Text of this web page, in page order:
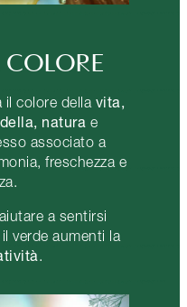
COLORE
il colore della vita,
natura e
associato a
freschezza e
a sentirsi
verde aumenti la
.